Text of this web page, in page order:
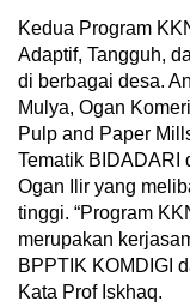
Kedua Program
Adaptif, Tangguh,
di berbagai desa.
Mulya, Ogan
Pulp and Paper
Tematik BIDADARI
Ogan Ilir yang
tinggi. “Program
merupakan
BPPTIK KOMDIGI
Kata Prof Iskhaq.